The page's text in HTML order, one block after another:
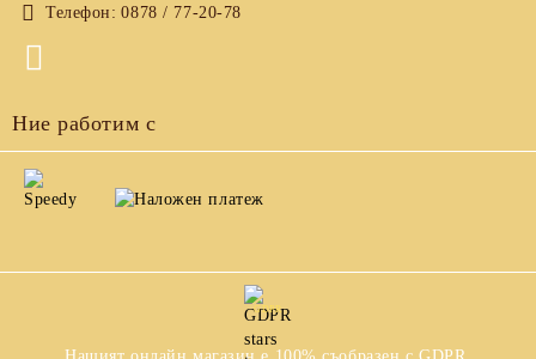
Телефон: 0878 / 77-20-78
Ние работим с
GDPR